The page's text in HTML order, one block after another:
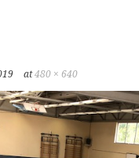
at480 × 640